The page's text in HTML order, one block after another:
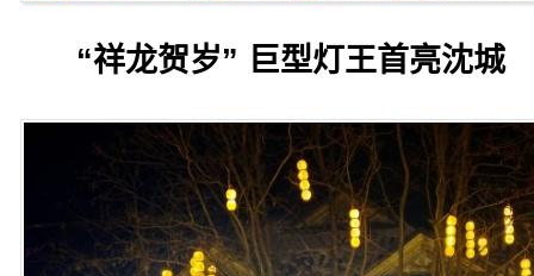
“祥龙贺岁” 巨型灯王首亮沈城